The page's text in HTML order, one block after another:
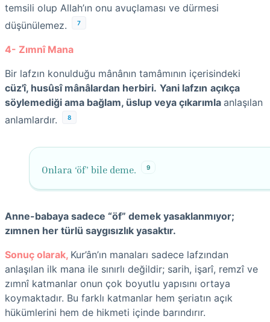
temsili olup Allah’ın onu avuçlaması ve dürmesi
düşünülemez.
7
4- Zımnî Mana
Bir lafzın konulduğu mânânın tamâmının içerisindeki
cüz'î, husûsî mânâlardan herbiri. Yani lafzın açıkça
söylemediği ama bağlam, üslup veya çıkarımla anlaşılan
anlamlardır.
8
Onlara ‘öf’ bile deme. 9
Anne-babaya sadece “öf” demek yasaklanmıyor;
zımnen her türlü saygısızlık yasaktır.
Sonuç olarak, Kur’ân’ın manaları sadece lafzından
anlaşılan ilk mana ile sınırlı değildir; sarih, işarî, remzî ve
zımnî katmanlar onun çok boyutlu yapısını ortaya
koymaktadır. Bu farklı katmanlar hem şeriatın açık
hükümlerini hem de hikmeti içinde barındırır.